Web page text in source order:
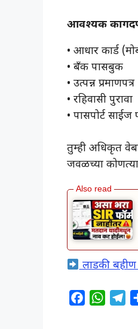
आवश्यक
• आधार कार्ड
• बँक पासबुक
• उत्पन्न प्रमाणपत्र
• रहिवासी पुरावा
• पासपोर्ट साईज
तुम्ही अधिकृत
जवळच्या
लाडकी बहीण
W